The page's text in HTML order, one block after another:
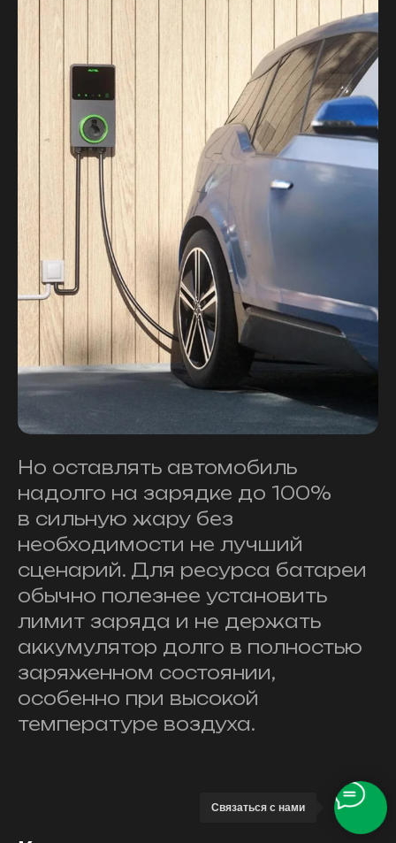
Но оставлять автомобиль
надолго на зарядке до 100%
в сильную жару без
необходимости не лучший
сценарий. Для ресурса батареи
обычно полезнее установить
лимит заряда и не держать
аккумулятор долго в полностью
заряженном состоянии,
особенно при высокой
температуре воздуха.
Связаться с нами